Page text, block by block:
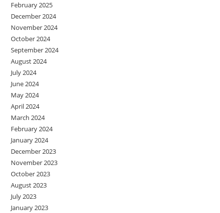
February 2025
December 2024
November 2024
October 2024
September 2024
August 2024
July 2024
June 2024
May 2024
April 2024
March 2024
February 2024
January 2024
December 2023
November 2023
October 2023
August 2023
July 2023
January 2023